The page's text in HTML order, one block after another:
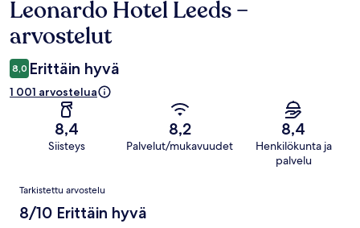
Arvostelut
Leonardo Hotel Leeds –
arvostelut
8,0 Erittäin hyvä
1 001 arvostelua
8,4
Siisteys
8,2
Palvelut/mukavuudet
8,4
Henkilökunta ja
palvelu
Arvostelut
Tarkistettu arvostelu
8/10 Erittäin hyvä